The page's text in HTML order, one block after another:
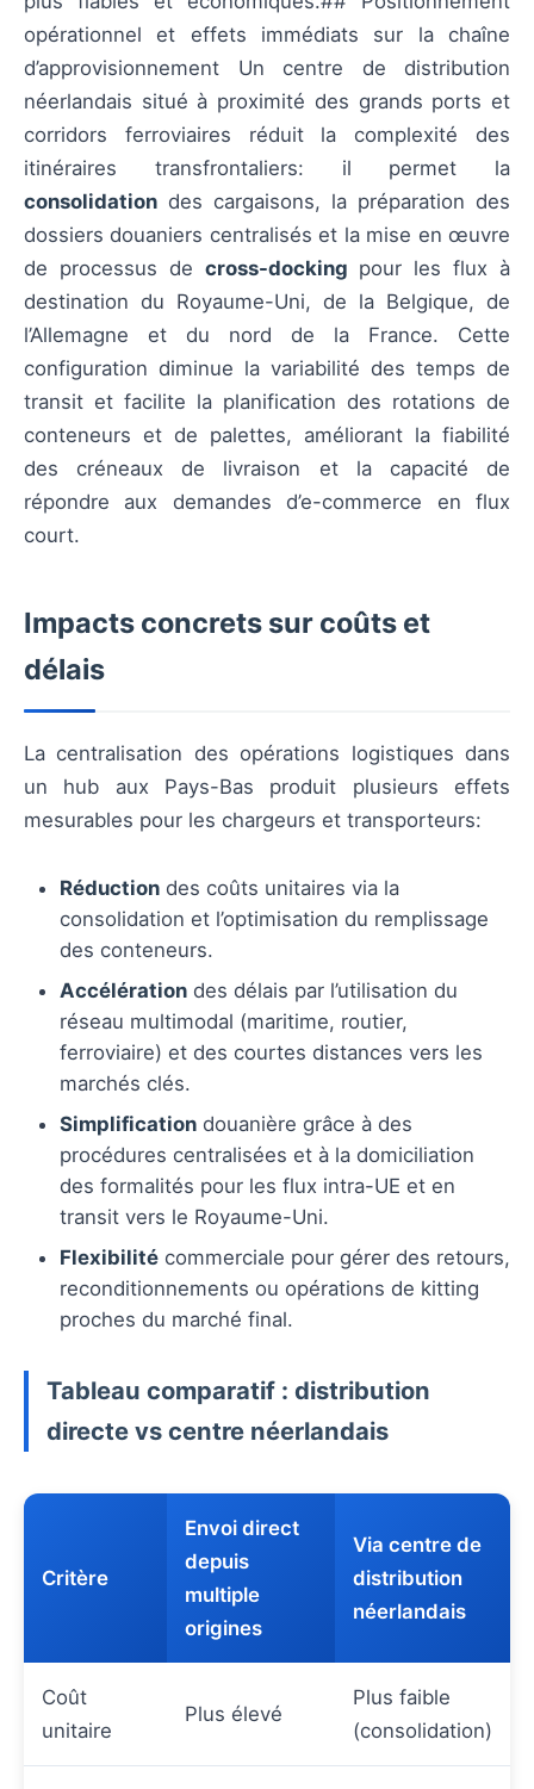
opérationnel et effets immédiats sur la chaîne
d’approvisionnement Un centre de distribution
néerlandais situé à proximité des grands ports et
corridors ferroviaires réduit la complexité des
itinéraires transfrontaliers: il permet la
consolidation des cargaisons, la préparation des
dossiers douaniers centralisés et la mise en œuvre
de processus de cross-docking pour les flux à
destination du Royaume-Uni, de la Belgique, de
l’Allemagne et du nord de la France. Cette
configuration diminue la variabilité des temps de
transit et facilite la planification des rotations de
conteneurs et de palettes, améliorant la fiabilité
des créneaux de livraison et la capacité de
répondre aux demandes d’e-commerce en flux
court.
Impacts concrets sur coûts et
délais
La centralisation des opérations logistiques dans
un hub aux Pays-Bas produit plusieurs effets
mesurables pour les chargeurs et transporteurs:
Réduction des coûts unitaires via la
consolidation et l’optimisation du remplissage
des conteneurs.
Accélération des délais par l’utilisation du
réseau multimodal (maritime, routier,
ferroviaire) et des courtes distances vers les
marchés clés.
Simplification douanière grâce à des
procédures centralisées et à la domiciliation
des formalités pour les flux intra-UE et en
transit vers le Royaume-Uni.
Flexibilité commerciale pour gérer des retours,
reconditionnements ou opérations de kitting
proches du marché final.
Tableau comparatif : distribution
directe vs centre néerlandais
Critère
Envoi direct
depuis
multiple
origines
Via centre de
distribution
néerlandais
Coût
unitaire
Plus élevé
Plus faible
(consolidation)